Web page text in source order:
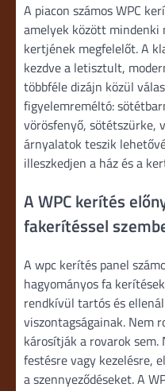
A piacon számos WPC
amelyek között mindenki
kertjének megfelelőt. A
kezdve a letisztult,
többféle dizájn közül
figyelemreméltó:
vörösfenyő, sötétszürke,
árnyalatok teszik
illeszkedjen a ház és a
A WPC kerítés
fakerítéssel
A wpc kerítés panel
hagyományos fa
rendkívül tartós és
viszontagságainak. Nem
károsítják a rovarok sem.
festésre vagy kezelésre,
a szennyeződéseket. A